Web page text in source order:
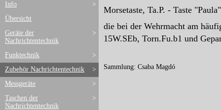
>
Info
Übersicht
>
Geräte der
Nachrichtentechnik
>
Funktechnik
>
Zubehör Nachrichtentechnik
>
Messgeräte
>
Taschen der
Nachrichtentechnik
Morsetaste, Ta.P. - Taste "Paula"
die bei der Wehrmacht am
15W.SEb, Torn.Fu.b1 und
Sammlung: Csaba Magdó